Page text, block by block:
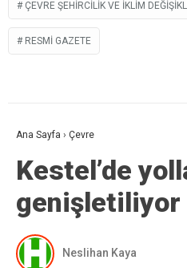
ÇEVRE ŞEHIRCILIK VE İKLIM
RESMI GAZETE
Ana Sayfa › Çevre
Kestel’de
genişletiliyor
Neslihan Kaya